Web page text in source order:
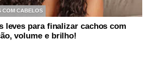
COM CABELOS
leves para finalizar cachos com
volume e brilho!